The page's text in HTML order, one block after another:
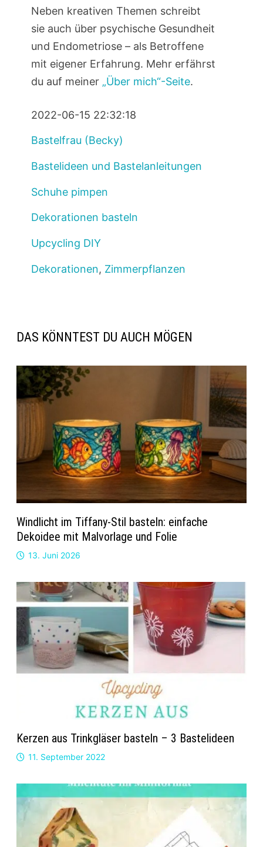
Neben kreativen Themen schreibt
sie auch über psychische Gesundheit
und Endometriose – als Betroffene
mit eigener Erfahrung. Mehr erfährst
du auf meiner „Über mich“-Seite.
2022-06-15 22:32:18
Bastelfrau (Becky)
Bastelideen und Bastelanleitungen
Schuhe pimpen
Dekorationen basteln
Upcycling DIY
Dekorationen, Zimmerpflanzen
DAS KÖNNTEST DU AUCH MÖGEN
Windlicht im Tiffany-Stil basteln: einfache
Dekoidee mit Malvorlage und Folie
13. Juni 2026
Kerzen aus Trinkgläser basteln – 3 Bastelideen
11. September 2022